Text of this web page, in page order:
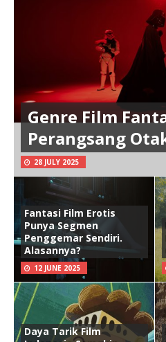
Genre Film
Perangsang
28 JULY 2025
Fantasi Film Erotis
Punya Segmen
Penggemar Sendiri.
Alasannya?
12 JUNE 2025
Daya Tarik Film